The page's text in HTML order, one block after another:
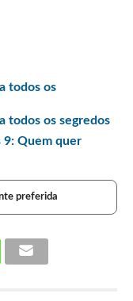
todos os
todos os segredos
9: Quem quer
preferida